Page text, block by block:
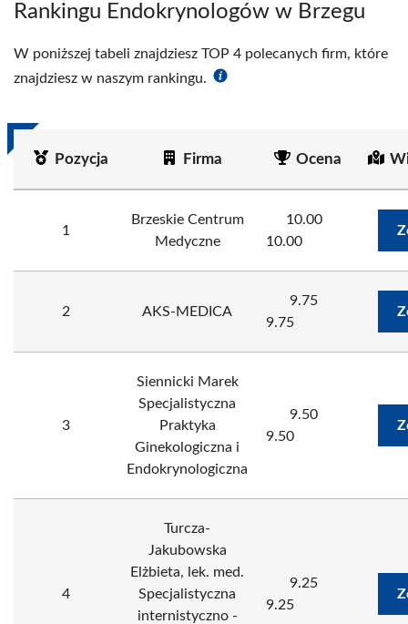
Rankingu Endokrynologów w Brzegu
W poniższej tabeli znajdziesz TOP 4 polecanych firm, które
znajdziesz w naszym rankingu.
Pozycja Firma Ocena
1
Brzeskie Centrum
Medyczne
10.00
10.00
2 AKS-MEDICA
9.75
9.75
3
Siennicki Marek
Specjalistyczna
Praktyka
Ginekologiczna i
Endokrynologiczna
9.50
9.50
4
Turcza-
Jakubowska
Elżbieta, lek. med.
Specjalistyczna
internistyczno -
9.25
9.25